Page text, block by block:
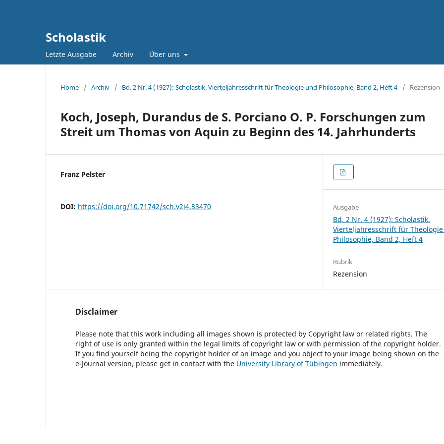
Scholastik
Letzte Ausgabe Archiv Über uns
Home / Archiv / Bd. 2 Nr. 4 (1927): Scholastik. Vierteljahresschrift für Theologie und Philosophie, Band 2, Heft 4 / Rezension
Koch, Joseph, Durandus de S. Porciano O. P. Forschungen zum
Streit um Thomas von Aquin zu Beginn des 14. Jahrhunderts
Franz Pelster
DOI: https://doi.org/10.71742/sch.v2i4.83470 Ausgabe
Bd. 2 Nr. 4 (1927): Scholastik.
Vierteljahresschrift für
Philosophie, Band 2, Heft 4
Rubrik
Rezension
Disclaimer
Please note that this work including all images shown is protected by Copyright law or related rights. The
right of use is only granted within the legal limits of copyright law or with permission of the copyright holder.
If you find yourself being the copyright holder of an image and you object to your image being shown on the
e-Journal version, please get in contact with the University Library of Tübingen immediately.